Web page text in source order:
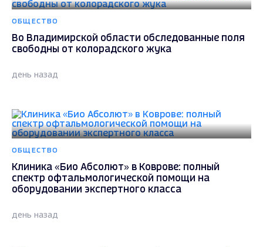
ОБЩЕСТВО
Во Владимирской области обследованные поля
свободны от колорадского жука
день назад
ОБЩЕСТВО
Клиника «Био Абсолют» в Коврове: полный
спектр офтальмологической помощи на
оборудовании экспертного класса
день назад